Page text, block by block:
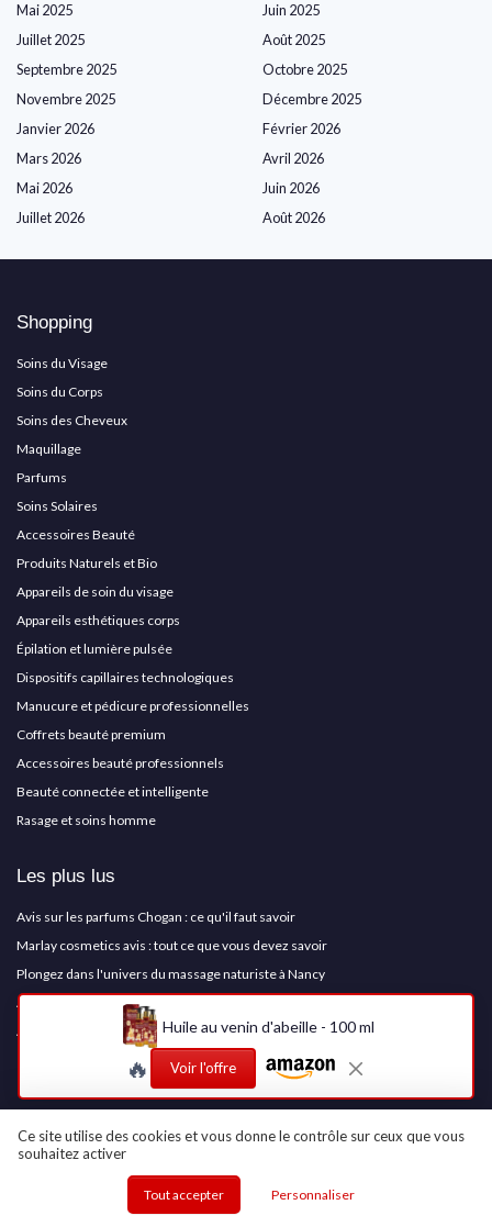
Huile au venin d'abeille - 100 ml
🔥 Voir l'offre
Mai 2025
Juin 2025
Juillet 2025
Août 2025
Septembre 2025
Octobre 2025
Novembre 2025
Décembre 2025
Janvier 2026
Février 2026
Mars 2026
Avril 2026
Mai 2026
Juin 2026
Juillet 2026
Août 2026
Shopping
Soins du Visage
Soins du Corps
Soins des Cheveux
Maquillage
Parfums
Soins Solaires
Accessoires Beauté
Produits Naturels et Bio
Appareils de soin du visage
Appareils esthétiques corps
Épilation et lumière pulsée
Dispositifs capillaires technologiques
Manucure et pédicure professionnelles
Coffrets beauté premium
Accessoires beauté professionnels
Beauté connectée et intelligente
Rasage et soins homme
Les plus lus
Avis sur les parfums Chogan : ce qu'il faut savoir
Marlay cosmetics avis : tout ce que vous devez savoir
Plongez dans l'univers du massage naturiste à Nancy
Avis sur le parfum Christian Blanc : tout ce que vous devez savoir
Avis sur l'efficacité des crèmes anti-varices
Les derniers articles
Maquillage frosted : comment adopter les textures glacées sans faux pas
Test Biotherm Homme Basics Line After Shave Emulsion : l’après-rasage sans
alcool qui calme bien le feu du rasoir
Test Skull Shaver Pitbull Gold Pro : le rasoir pour crâne pratique mais pas sans
Ce site utilise des cookies et vous donne le contrôle sur ceux que vous
souhaitez activer
Tout accepter Personnaliser